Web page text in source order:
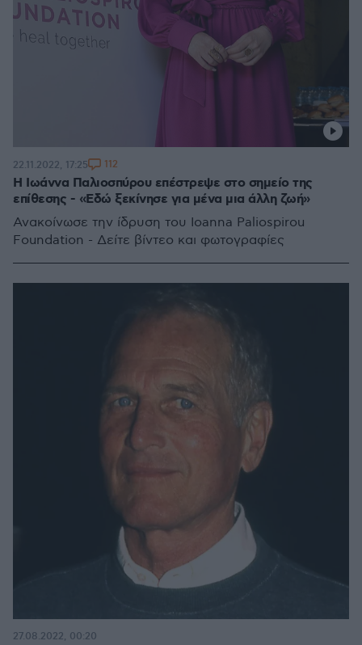
Η Ιωάννα Παλιοσπύρου επέστρεψε στο σημείο της
επίθεσης - «Εδώ ξεκίνησε για μένα μια άλλη ζωή»
Ανακοίνωσε την ίδρυση του Ioanna Paliospirou
Foundation - Δείτε βίντεο και φωτογραφίες
22.11.2022, 17:25 112
27.08.2022, 00:20